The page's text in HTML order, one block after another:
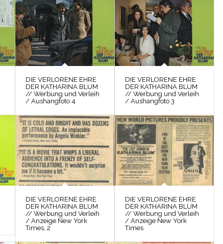
DIE VERLORENE EHRE
DER KATHARINA BLUM
// Werbung und Verleih
/ Aushangfoto 4
DIE VERLORENE EHRE
DER KATHARINA BLUM
// Werbung und Verleih
/ Aushangfoto 3
DIE VERLORENE EHRE
DER KATHARINA BLUM
// Werbung und Verleih
/ Anzeige New York
Times, 2
DIE VERLORENE EHRE
DER KATHARINA BLUM
// Werbung und Verleih
/ Anzeige New York
Times